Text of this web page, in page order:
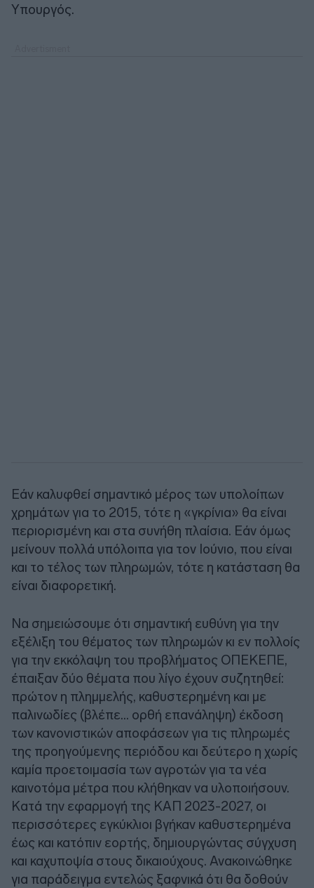
Υπουργός.
Εάν καλυφθεί σημαντικό μέρος των υπολοίπων
χρημάτων για το 2015, τότε η «γκρίνια» θα είναι
περιορισμένη και στα συνήθη πλαίσια. Εάν όμως
μείνουν πολλά υπόλοιπα για τον Ιούνιο, που είναι
και το τέλος των πληρωμών, τότε η κατάσταση θα
είναι διαφορετική.
Να σημειώσουμε ότι σημαντική ευθύνη για την
εξέλιξη του θέματος των πληρωμών κι εν πολλοίς
για την εκκόλαψη του προβλήματος ΟΠΕΚΕΠΕ,
έπαιξαν δύο θέματα που λίγο έχουν συζητηθεί:
πρώτον η πλημμελής, καθυστερημένη και με
παλινωδίες (βλέπε… ορθή επανάληψη) έκδοση
των κανονιστικών αποφάσεων για τις πληρωμές
της προηγούμενης περιόδου και δεύτερο η χωρίς
καμία προετοιμασία των αγροτών για τα νέα
καινοτόμα μέτρα που κλήθηκαν να υλοποιήσουν.
Κατά την εφαρμογή της ΚΑΠ 2023-2027, οι
περισσότερες εγκύκλιοι βγήκαν καθυστερημένα
έως και κατόπιν εορτής, δημιουργώντας σύγχυση
και καχυποψία στους δικαιούχους. Ανακοινώθηκε
για παράδειγμα εντελώς ξαφνικά ότι θα δοθούν